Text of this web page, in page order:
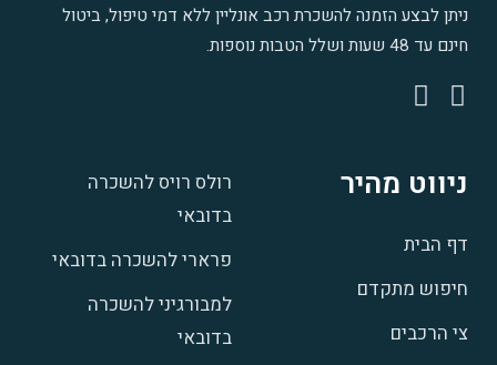
ניתן לבצע הזמנה להשכרת רכב אונליין ללא דמי טיפול, ביטול
חינם עד 48 שעות ושלל הטבות נוספות.
ניווט מהיר
דף הבית
חיפוש מתקדם
צי הרכבים
רולס רויס להשכרה
בדובאי
פרארי להשכרה בדובאי
למבורגיני להשכרה
בדובאי